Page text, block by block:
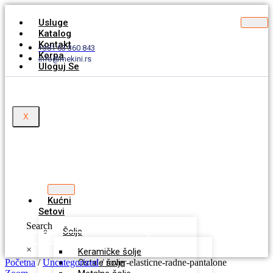
Usluge
Katalog
Kontakt
Korpa
Uloguj Se
X
+381 63 360 843
info@mekini.rs
Kućni
Setovi
Šolje
Keramičke šolje
Ostale šolje
Search
×
Početna/Uncategorized/ rover-elasticne-radne-pantalone